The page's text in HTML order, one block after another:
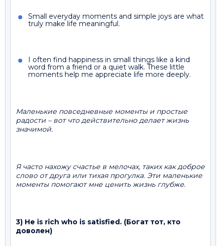
Small everyday moments and simple joys are what
truly make life meaningful.
I often find happiness in small things like a kind
word from a friend or a quiet walk. These little
moments help me appreciate life more deeply.
Маленькие повседневные моменты и простые
радости – вот что действительно делает жизнь
значимой.
Я часто нахожу счастье в мелочах, таких как доброе
слово от друга или тихая прогулка. Эти маленькие
моменты помогают мне ценить жизнь глубже.
3) He is rich who is satisfied. (Богат тот, кто
доволен)